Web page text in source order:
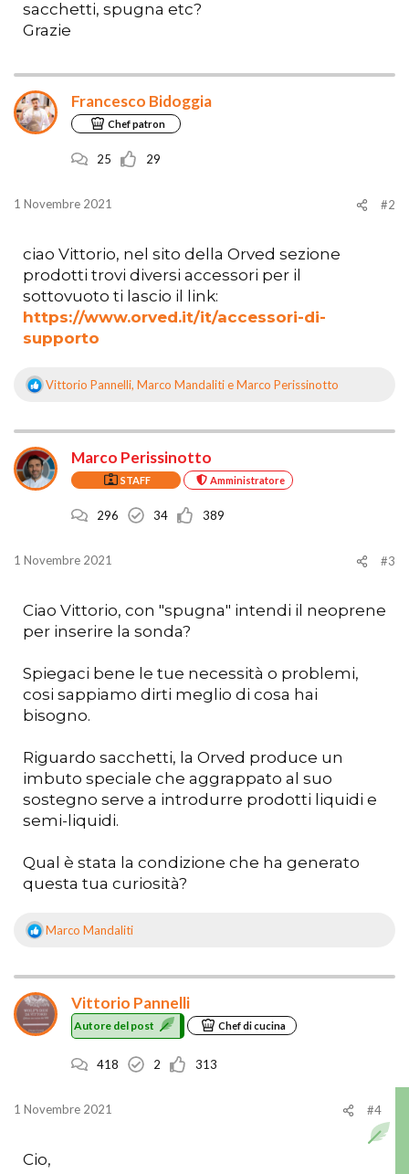
sacchetti, spugna etc?
Grazie
Francesco Bidoggia
Chef patron
25 29
1 Novembre 2021 #2
ciao Vittorio, nel sito della Orved sezione
prodotti trovi diversi accessori per il
sottovuoto ti lascio il link:
https://www.orved.it/it/accessori-di-
supporto
R
i
o
n
Vittorio Pannelli, Marco MandalitieMarco Perissinotto
Marco Perissinotto
STAFF Amministratore
296 34 389
1 Novembre 2021 #3
Ciao Vittorio, con "spugna" intendi il neoprene
per inserire la sonda?
Spiegaci bene le tue necessità o problemi,
cosi sappiamo dirti meglio di cosa hai
bisogno.
Riguardo sacchetti, la Orved produce un
imbuto speciale che aggrappato al suo
sostegno serve a introdurre prodotti liquidi e
semi-liquidi.
Qual è stata la condizione che ha generato
questa tua curiosità?
R
i
o
n
Marco Mandaliti
Vittorio Pannelli
Autore del post Chef di cucina
418 2 313
1 Novembre 2021 #4
Cio,